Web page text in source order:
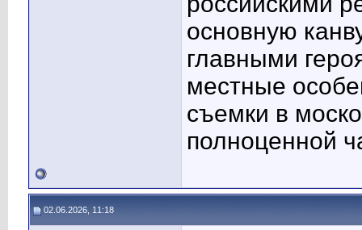
основную
главными
местные
съемки в
полноценной
02.06.2026, 11:18